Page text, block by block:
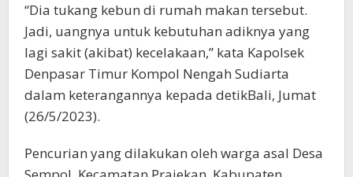
“Dia tukang kebun di rumah makan tersebut.
Jadi, uangnya untuk kebutuhan adiknya yang
lagi sakit (akibat) kecelakaan,” kata Kapolsek
Denpasar Timur Kompol Nengah Sudiarta
dalam keterangannya kepada detikBali, Jumat
(26/5/2023).
Pencurian yang dilakukan oleh warga asal Desa